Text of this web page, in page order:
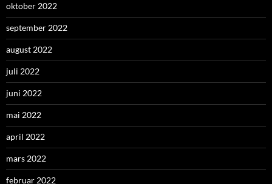
oktober 2022
september 2022
august 2022
juli 2022
juni 2022
mai 2022
april 2022
mars 2022
februar 2022